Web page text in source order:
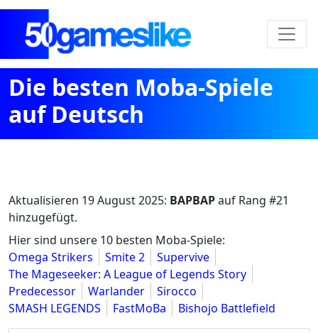
Die besten Moba-Spiele
auf Deutsch
Aktualisieren 19 August 2025: BAPBAPauf Rang #21
hinzugefügt.
Hier sind unsere 10 besten Moba-Spiele:
Omega Strikers
Smite 2
Supervive
The Mageseeker: A League of Legends Story
Predecessor
Warlander
Sirocco
SMASH LEGENDS
FastMoBa Bishojo Battlefield